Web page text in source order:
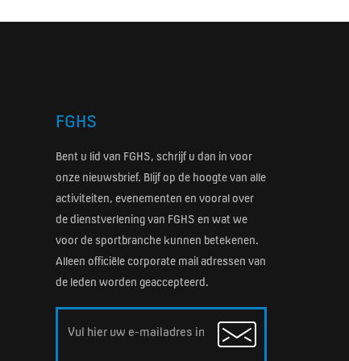
FGHS
Bent u lid van FGHS, schrijf u dan in voor
onze nieuwsbrief. Blijf op de hoogte van alle
activiteiten, evenementen en vooral over
de dienstverlening van FGHS en wat we
voor de sportbranche kunnen betekenen.
Alleen officiële corporate mail adressen van
de leden worden geaccepteerd.
Email